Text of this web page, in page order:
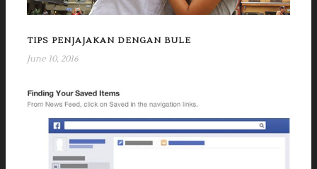
TIPS PENJAJAKAN DENGAN BULE
June 10, 2016